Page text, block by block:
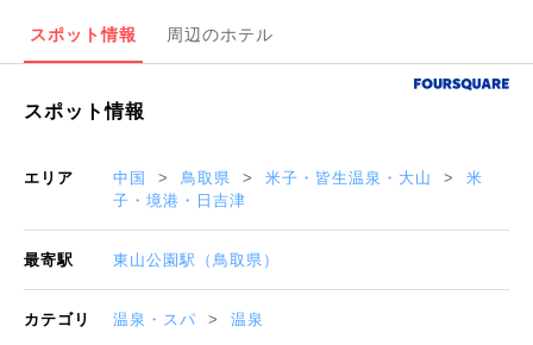
スポット情報 周辺のホテル
スポット情報
エリア 中国 鳥取県 米子・皆生温泉・大山
米
子・境港・日吉津
最寄駅 東山公園駅（鳥取県）
カテゴリ 温泉・スパ 温泉